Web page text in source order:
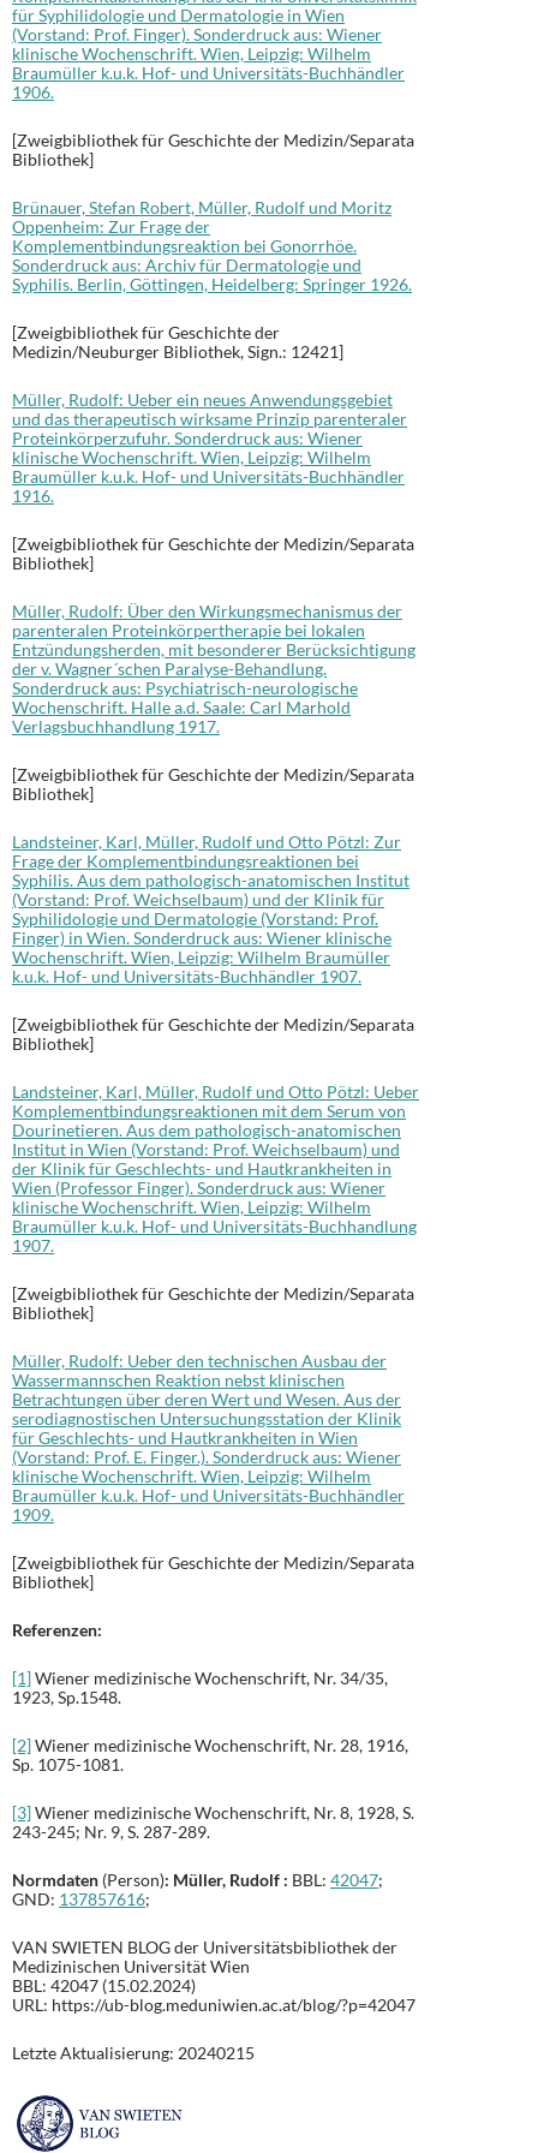
für Syphilidologie und Dermatologie in Wien
(Vorstand: Prof. Finger). Sonderdruck aus: Wiener
klinische Wochenschrift. Wien, Leipzig: Wilhelm
Braumüller k.u.k. Hof- und Universitäts-Buchhändler
1906.
[Zweigbibliothek für Geschichte der Medizin/Separata
Bibliothek]
Brünauer, Stefan Robert, Müller, Rudolf und Moritz
Oppenheim: Zur Frage der
Komplementbindungsreaktion bei Gonorrhöe.
Sonderdruck aus: Archiv für Dermatologie und
Syphilis. Berlin, Göttingen, Heidelberg: Springer 1926.
[Zweigbibliothek für Geschichte der
Medizin/Neuburger Bibliothek, Sign.: 12421]
Müller, Rudolf: Ueber ein neues Anwendungsgebiet
und das therapeutisch wirksame Prinzip parenteraler
Proteinkörperzufuhr. Sonderdruck aus: Wiener
klinische Wochenschrift. Wien, Leipzig: Wilhelm
Braumüller k.u.k. Hof- und Universitäts-Buchhändler
1916.
[Zweigbibliothek für Geschichte der Medizin/Separata
Bibliothek]
Müller, Rudolf: Über den Wirkungsmechanismus der
parenteralen Proteinkörpertherapie bei lokalen
Entzündungsherden, mit besonderer Berücksichtigung
der v. Wagner´schen Paralyse-Behandlung.
Sonderdruck aus: Psychiatrisch-neurologische
Wochenschrift. Halle a.d. Saale: Carl Marhold
Verlagsbuchhandlung 1917.
[Zweigbibliothek für Geschichte der Medizin/Separata
Bibliothek]
Landsteiner, Karl, Müller, Rudolf und Otto Pötzl: Zur
Frage der Komplementbindungsreaktionen bei
Syphilis. Aus dem pathologisch-anatomischen Institut
(Vorstand: Prof. Weichselbaum) und der Klinik für
Syphilidologie und Dermatologie (Vorstand: Prof.
Finger) in Wien. Sonderdruck aus: Wiener klinische
Wochenschrift. Wien, Leipzig: Wilhelm Braumüller
k.u.k. Hof- und Universitäts-Buchhändler 1907.
[Zweigbibliothek für Geschichte der Medizin/Separata
Bibliothek]
Landsteiner, Karl, Müller, Rudolf und Otto Pötzl: Ueber
Komplementbindungsreaktionen mit dem Serum von
Dourinetieren. Aus dem pathologisch-anatomischen
Institut in Wien (Vorstand: Prof. Weichselbaum) und
der Klinik für Geschlechts- und Hautkrankheiten in
Wien (Professor Finger). Sonderdruck aus: Wiener
klinische Wochenschrift. Wien, Leipzig: Wilhelm
Braumüller k.u.k. Hof- und Universitäts-Buchhandlung
1907.
[Zweigbibliothek für Geschichte der Medizin/Separata
Bibliothek]
Müller, Rudolf: Ueber den technischen Ausbau der
Wassermannschen Reaktion nebst klinischen
Betrachtungen über deren Wert und Wesen. Aus der
serodiagnostischen Untersuchungsstation der Klinik
für Geschlechts- und Hautkrankheiten in Wien
(Vorstand: Prof. E. Finger.). Sonderdruck aus: Wiener
klinische Wochenschrift. Wien, Leipzig: Wilhelm
Braumüller k.u.k. Hof- und Universitäts-Buchhändler
1909.
[Zweigbibliothek für Geschichte der Medizin/Separata
Bibliothek]
Referenzen:
[1]Wiener medizinische Wochenschrift, Nr. 34/35,
1923, Sp.1548.
[2]Wiener medizinische Wochenschrift, Nr. 28, 1916,
Sp. 1075-1081.
[3]Wiener medizinische Wochenschrift, Nr. 8, 1928, S.
243-245; Nr. 9, S. 287-289.
Normdaten (Person): Müller, Rudolf : BBL: 42047;
GND: 137857616;
VAN SWIETEN BLOG der Universitätsbibliothek der
Medizinischen Universität Wien
BBL: 42047 (15.02.2024)
URL: https://ub-blog.meduniwien.ac.at/blog/?p=42047
Letzte Aktualisierung: 20240215